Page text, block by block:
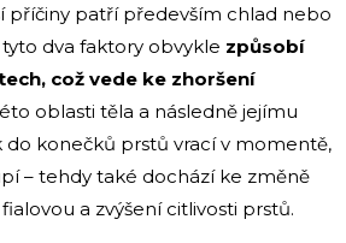
příčiny patří především chlad nebo
dva faktory obvykle způsobí
což vede ke zhoršení
oblasti těla a následně jejímu
do konečků prstů vrací v momentě,
– tehdy také dochází ke změně
a zvýšení citlivosti prstů.